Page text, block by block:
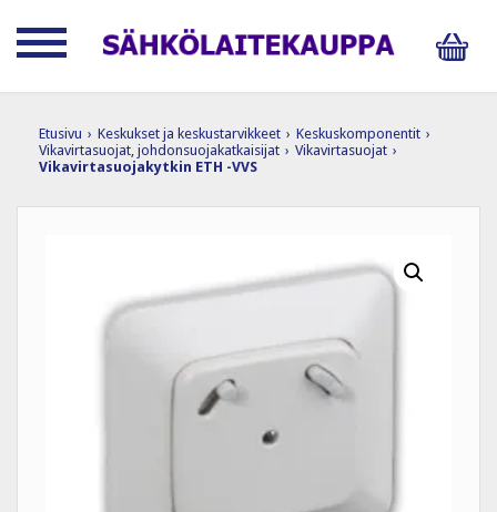
Etusivu › Keskukset ja keskustarvikkeet › Keskuskomponentit ›
Vikavirtasuojat, johdonsuojakatkaisijat › Vikavirtasuojat ›
Vikavirtasuojakytkin ETH -VVS